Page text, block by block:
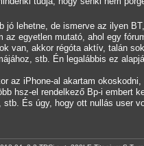
jó lehetne, de ismerve az ilyen
az egyetlen mutató, ahol egy
van, akkor régóta aktív, talán
stb. Én legalábbis ez
az iPhone-al akartam
hsz-el rendelkező Bp-i embert
stb. És úgy, hogy ott nullás user